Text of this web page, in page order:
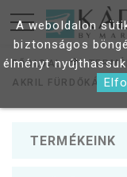
FŐOLDAL
AKRIL FÜRDŐKÁDAK
TERMÉKEINK
A weboldalon
biztonságos
élményt